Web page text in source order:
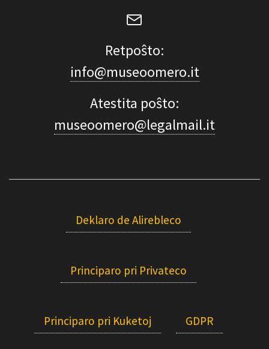
Retpoŝto:
info@museoomero.it
Atestita poŝto:
museoomero@legalmail.it
Deklaro de Alirebleco
Principaro pri Privateco
Principaro pri Kuketoj GDPR